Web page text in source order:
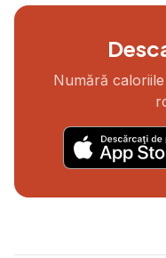
Numără